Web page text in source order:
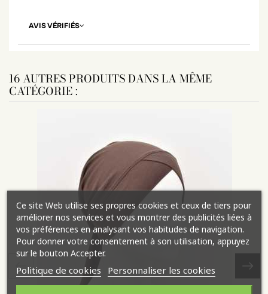
AVIS VÉRIFIÉS
16 AUTRES PRODUITS DANS LA MÊME
CATÉGORIE :
Ce site Web utilise ses propres cookies et ceux de tiers pour
améliorer nos services et vous montrer des publicités liées à
vos préférences en analysant vos habitudes de navigation.
Pour donner votre consentement à son utilisation, appuyez
sur le bouton Accepter.
Politique de cookies Personnaliser les cookies